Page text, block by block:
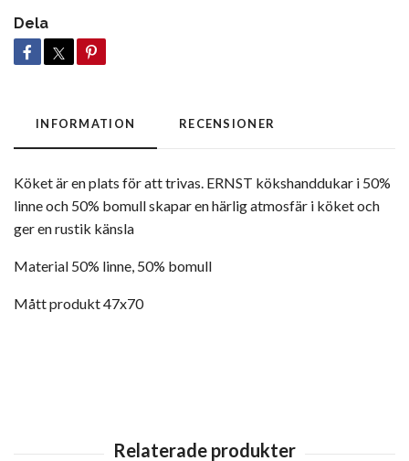
Dela
INFORMATION RECENSIONER
Köket är en plats för att trivas. ERNST kökshanddukar i 50%
linne och 50% bomull skapar en härlig atmosfär i köket och
ger en rustik känsla
Material 50% linne, 50% bomull
Mått produkt 47x70